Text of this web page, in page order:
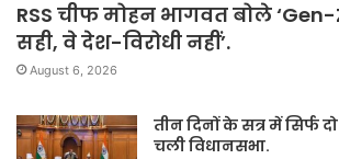
RSS चीफ मोहन भागवत बोले
सही, वे देश-विरोधी नहीं’.
August 6, 2026
तीन दिनों के सत्र में सिर्फ
चली विधानसभा.